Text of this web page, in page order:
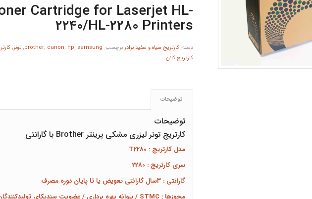
Cartridge for Laserjet HL-
2240/HL-2280 Printers
دسته: کارتریج سیاه و سفید برادربرچسب: brother, canon, hp, samsung
,تونر,
کارتریج کانن
توضیحات
توضیحات
کارتریج تونر لیزری مشکی پرینتر Brother با گارانتی
مدل کارتریج : T2280
سری کارتریج : 2280
گارانتی : ۳سال گارانتی تعویض یا تا پایان دوره مصرف
مجوزها : STMC / پروانه بهره برداری / عضویت سندیکای تولیدکنندگان تجهیزات فناوری اطلاعات ایران